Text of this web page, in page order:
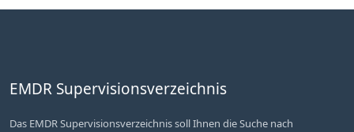
EMDR Supervisionsverzeichnis
Das EMDR Supervisionsverzeichnis soll Ihnen die Suche nach